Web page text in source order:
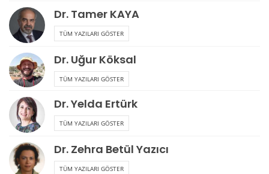
Dr. Tamer KAYA
TÜM YAZILARI GÖSTER
Dr. Uğur Köksal
TÜM YAZILARI GÖSTER
Dr. Yelda Ertürk
TÜM YAZILARI GÖSTER
Dr. Zehra Betül Yazıcı
TÜM YAZILARI GÖSTER